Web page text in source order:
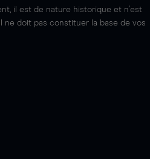
il est de nature historique et n'est
ne doit pas constituer la base de vos